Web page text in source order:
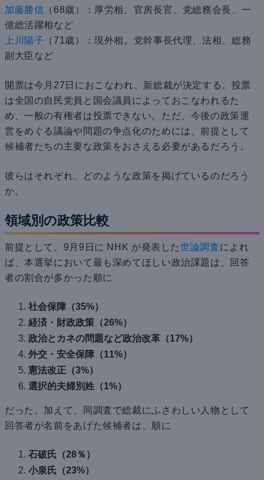
加藤勝信 （68歳）：厚労相、官房長官、党総務会長、一
億総活躍相など
上川陽子 （71歳）：現外相。党幹事長代理、法相、総務
副大臣など
開票は今月27日におこなわれ、新総裁が決定する。投票
は全国の自民党員と国会議員によっておこなわれるた
め、一般の有権者は投票できない。ただ、今後の政策運
営をめぐる議論や問題の争点化のためには、前提として
候補者たちの主要な政策をおさえる必要があるだろう。
彼らはそれぞれ、どのような政策を掲げているのだろう
か。
領域別の政策比較
前提として、9月9日に NHK が発表した世論調査によれ
ば、本選挙において最も深めてほしい政治課題は、回答
者の割合が多かった順に
社会保障（35%）
経済・財政政策（26%）
政治とカネの問題など政治改革（17%）
外交・安全保障（11%）
憲法改正（3%）
選択的夫婦別姓（1%）
だった。加えて、同調査で総裁にふさわしい人物として
回答者が名前をあげた候補者は、順に
石破氏（28％）
小泉氏（23%）